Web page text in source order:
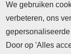
dehumanisatie
altijd
Lees het hele
We gebruiken
verbeteren, ons
Door op 'Alles